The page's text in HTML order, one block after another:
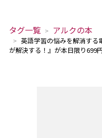
タグ一覧 アルクの本
英語学習の悩みを解消す
が解決する！』が本日限り699